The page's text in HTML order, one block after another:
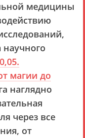
медицины
научного
0,05.
магии до
наглядно
через все
от